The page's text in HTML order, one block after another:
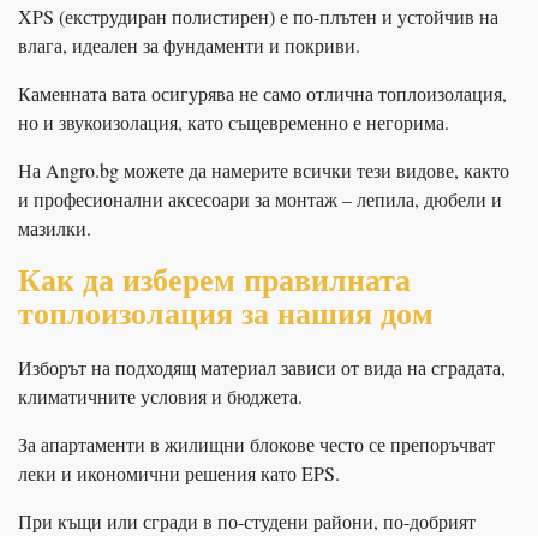
XPS (екструдиран полистирен) е по-плътен и устойчив на
влага, идеален за фундаменти и покриви.
Каменната вата осигурява не само отлична топлоизолация,
но и звукоизолация, като същевременно е негорима.
На Angro.bg можете да намерите всички тези видове, както
и професионални аксесоари за монтаж – лепила, дюбели и
мазилки.
Как да изберем правилната
топлоизолация за нашия дом
Изборът на подходящ материал зависи от вида на сградата,
климатичните условия и бюджета.
За апартаменти в жилищни блокове често се препоръчват
леки и икономични решения като EPS.
При къщи или сгради в по-студени райони, по-добрият